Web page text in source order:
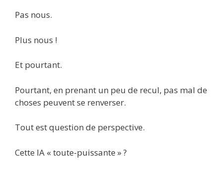
Pas nous.
Plus nous !
Et pourtant.
Pourtant, en prenant un peu de recul, pas mal de
choses peuvent se renverser.
Tout est question de perspective.
Cette IA « toute-puissante » ?